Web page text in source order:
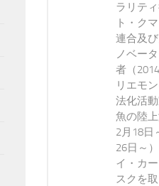
ラリテ
ト・ク
連合及
ノベー
者（
リエモ
法化活
魚の陸
2月18日
26日～
イ・カ
スクを